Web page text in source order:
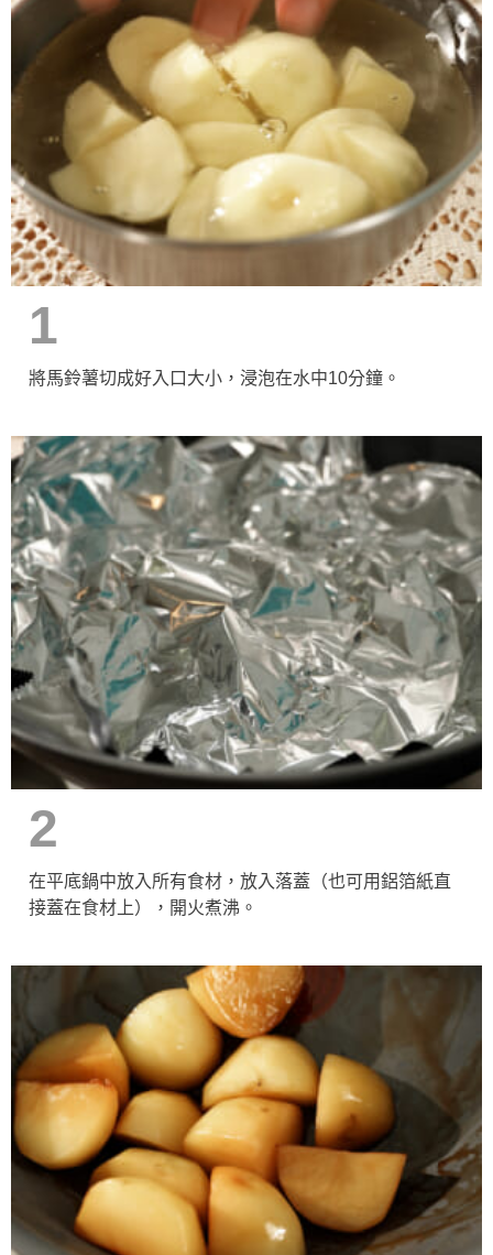
1
將馬鈴薯切成好入口大小，浸泡在水中10分鐘。
2
在平底鍋中放入所有食材，放入落蓋（也可用鋁箔紙直
接蓋在食材上），開火煮沸。